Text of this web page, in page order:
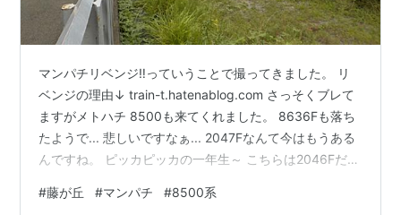
マンパチリベンジ‼っていうことで撮ってきました。 リ
ベンジの理由↓ train-t.hatenablog.com さっそくブレて
ますがメトハチ 8500も来てくれました。 8636Fも落ち
たようで... 悲しいですなぁ... 2047Fなんて今はもうある
んですね。 ピッカピッカの一年生～ こちらは2046Fだそ
じ 表示も止められましたし、ブレてないねっ!! 間違える
#藤が丘 #マンパチ #8500系